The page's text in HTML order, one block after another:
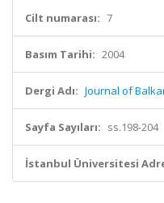
Cilt numarası: 7
Basım Tarihi: 2004
Dergi Adı: Journal of
Sayfa Sayıları: ss.198-204
İstanbul Üniversitesi